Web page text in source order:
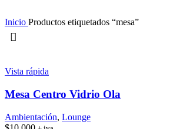
Inicio Productos etiquetados “mesa”
Vista rápida
Mesa Centro Vidrio Ola
Ambientación, Lounge